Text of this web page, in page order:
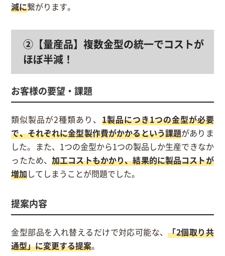
減に繋がります。
②【量産品】複数金型の統一でコストが
ほぼ半減！
お客様の要望・課題
類似製品が2種類あり、 1製品につき1つの金型が必要
で、それぞれに金型製作費がかかるという課題がありま
した。また、1つの金型から1つの製品しか生産できなか
ったため、加工コストもかかり、結果的に製品コストが
増加してしまうことが問題でした。
提案内容
金型部品を入れ替えるだけで対応可能な、「2個取り共
通型」に変更する提案。